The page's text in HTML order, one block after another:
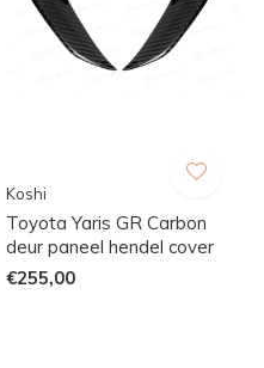
Koshi
Toyota Yaris GR Carbon
deur paneel hendel cover
€255,00